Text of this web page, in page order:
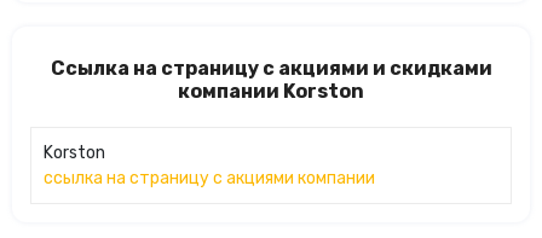
Ссылка на страницу с акциями и скидками
компании Korston
Korston
ссылка на страницу с акциями компании